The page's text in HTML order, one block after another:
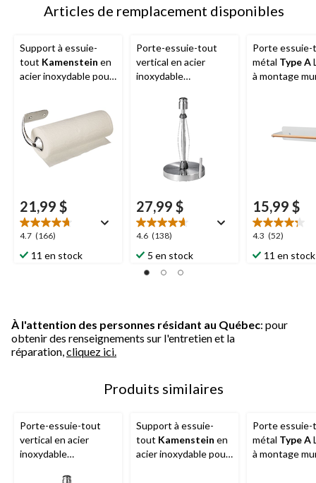
Articles de remplacement disponibles
Support à essuie-
tout Kamenstein en
acier inoxydable pour
bras d'extension et
matériel de fixation
21,99 $
4.7 (166)
4.7
étoile(s)
sur
11 en stock
Porte-essuie-tout
vertical en acier
inoxydable
Tear avec base
lestée, 13 po de haut
27,99 $
4.6 (138)
4.6
étoile(s)
sur
5.
5 en stock
Porte
métal Type A
à montage
15,99 $
4.3 (52)
4.3
étoile(s)
sur
11 en stock
À l'attention des personnes résidant au Québec: pour
obtenir des renseignements sur l'entretien et la
réparation, cliquez ici.
Produits similaires
Porte-essuie-tout
vertical en acier
inoxydable
Support à essuie-
tout Kamenstein en
acier inoxydable pour
Porte
métal Type A
à montage